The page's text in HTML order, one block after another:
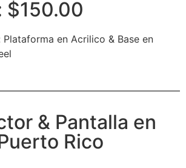
$150.00
en Acrilico & Base en
& Pantalla en
Rico